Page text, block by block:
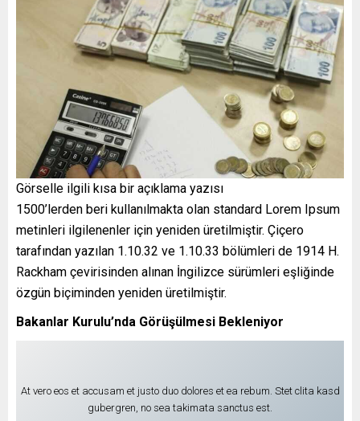
Görselle ilgili kısa bir açıklama yazısı
1500’lerden beri kullanılmakta olan standard Lorem Ipsum
metinleri ilgilenenler için yeniden üretilmiştir. Çiçero
tarafından yazılan 1.10.32 ve 1.10.33 bölümleri de 1914 H.
Rackham çevirisinden alınan İngilizce sürümleri eşliğinde
özgün biçiminden yeniden üretilmiştir.
Bakanlar Kurulu’nda Görüşülmesi Bekleniyor
At vero eos et accusam et justo duo dolores et ea rebum. Stet clita kasd
gubergren, no sea takimata sanctus est.